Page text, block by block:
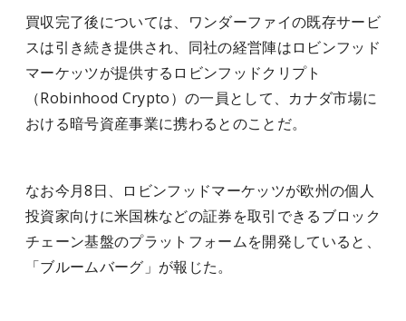
買収完了後については、ワンダーファイの既存サービ
スは引き続き提供され、同社の経営陣はロビンフッド
マーケッツが提供するロビンフッドクリプト
（Robinhood Crypto）の一員として、カナダ市場に
おける暗号資産事業に携わるとのことだ。
なお今月8日、ロビンフッドマーケッツが欧州の個人
投資家向けに米国株などの証券を取引できるブロック
チェーン基盤のプラットフォームを開発していると、
「ブルームバーグ」が報じた。